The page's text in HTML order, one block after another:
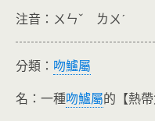
注音：ㄨㄣˇ ㄌㄨˊ
分類： 吻鱸屬
名：一種吻鱸屬的【熱